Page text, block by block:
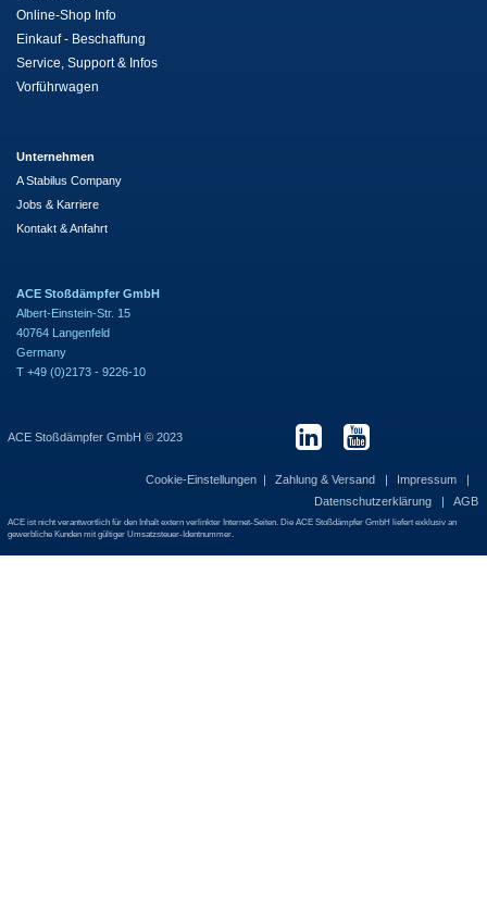
Online-Shop Info
Einkauf - Beschaffung
Service, Support & Infos
Vorführwagen
Unternehmen
A Stabilus Company
Jobs & Karriere
Kontakt & Anfahrt
ACE Stoßdämpfer GmbH
Albert-Einstein-Str. 15
40764 Langenfeld
Germany
T +49 (0)2173 - 9226-10
ACE Stoßdämpfer GmbH © 2023
Cookie-Einstellungen Zahlung & Versand
Impressum
Datenschutzerklärung
AGB
ACE ist nicht verantwortlich für den Inhalt extern verlinkter Internet-Seiten. Die ACE Stoßdämpfer GmbH liefert exklusiv an
gewerbliche Kunden mit gültiger Umsatzsteuer-Identnummer.